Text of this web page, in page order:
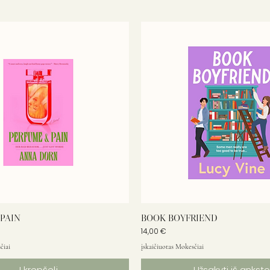
BOOK BOYFRIEND
Kaina
14,00 €
įskaičiuotas Mokesčiai